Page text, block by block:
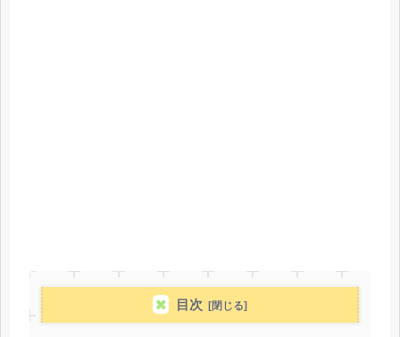
目次